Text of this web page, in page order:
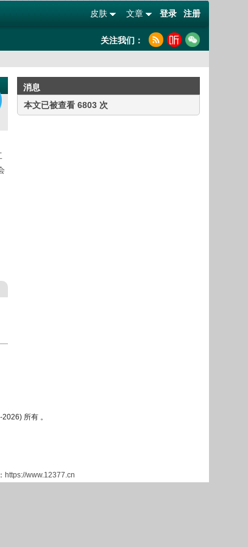
登录 注册
文章
皮肤
关注我们：
消息
本文已被查看 6803 次
2026) 所有 。
https://www.12377.cn